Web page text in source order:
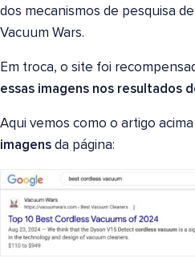
dos mecanismos de pesquisa
Vacuum Wars.
Em troca, o site foi
essas imagens nos resultados
Aqui vemos como o artigo acima
imagens da página: